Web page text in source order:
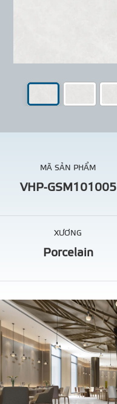
MÃ SẢN PHẨM
VHP-GSM101005
XƯƠNG
Porcelain